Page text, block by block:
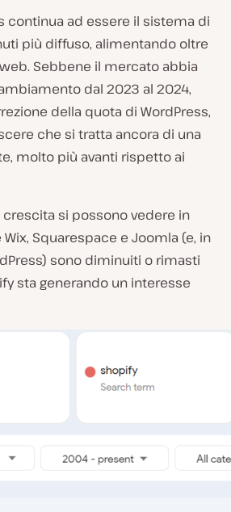
continua ad essere il sistema di
più diffuso, alimentando oltre
Sebbene il mercato abbia
dal 2023 al 2024,
della quota di WordPress,
che si tratta ancora di una
molto più avanti rispetto ai
si possono vedere in
Wix, Squarespace e Joomla (e, in
sono diminuiti o rimasti
sta generando un interesse